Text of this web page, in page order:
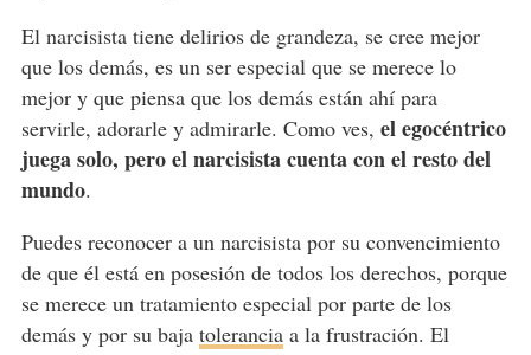
El narcisista tiene delirios de grandeza, se cree mejor
que los demás, es un ser especial que se merece lo
mejor y que piensa que los demás están ahí para
servirle, adorarle y admirarle. Como ves, el egocéntrico
juega solo, pero el narcisista cuenta con el resto del
mundo.
Puedes reconocer a un narcisista por su convencimiento
de que él está en posesión de todos los derechos, porque
se merece un tratamiento especial por parte de los
demás y por su baja toleranciaa la frustración. El